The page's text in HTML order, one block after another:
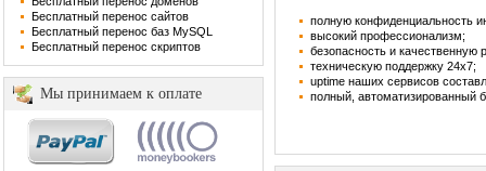
Бесплатный перенос сайтов
Бесплатный перенос баз MySQL
Бесплатный перенос скриптов
Мы принимаем к оплате
полную конфиденциальность
высокий профессионализм;
безопасность и качественную
техническую поддержку 24х7;
uptime наших сервисов
полный, автоматизированный